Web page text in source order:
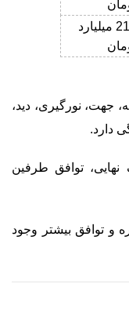
از 21,000 میلیارد
جهت، نورگیری، دید،
دارد.
توافق طرفین
و توافق بیشتر وجود